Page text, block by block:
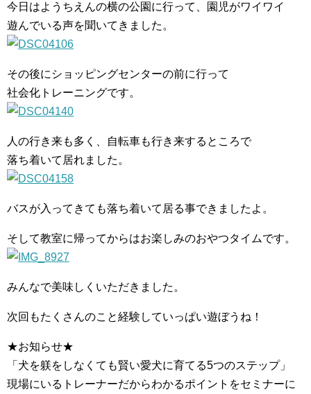
今日はようちえんの横の公園に行って、園児がワイワイ
遊んでいる声を聞いてきました。
その後にショッピングセンターの前に行って
社会化トレーニングです。
人の行き来も多く、自転車も行き来するところで
落ち着いて居れました。
バスが入ってきても落ち着いて居る事できましたよ。
そして教室に帰ってからはお楽しみのおやつタイムです。
みんなで美味しくいただきました。
次回もたくさんのこと経験していっぱい遊ぼうね！
★お知らせ★
「犬を躾をしなくても賢い愛犬に育てる5つのステップ」
現場にいるトレーナーだからわかるポイントをセミナーに